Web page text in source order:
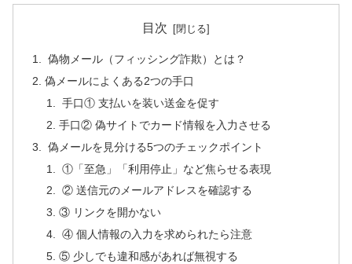
目次
偽物メール（フィッシング詐欺）とは？
偽メールによくある2つの手口
手口① 支払いを装い送金を促す
手口② 偽サイトでカード情報を入力させる
偽メールを見分ける5つのチェックポイント
①「至急」「利用停止」など焦らせる表現
② 送信元のメールアドレスを確認する
③ リンクを開かない
④ 個人情報の入力を求められたら注意
⑤ 少しでも違和感があれば無視する